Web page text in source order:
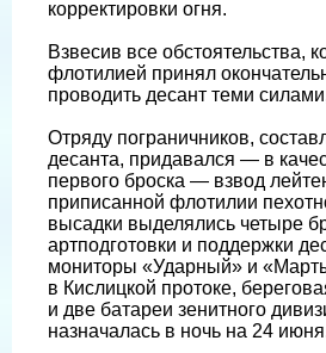
корректировки огня.
Взвесив все обстоятельства,
флотилией принял
проводить десант теми
Отряду пограничников,
десанта, придавался — в
первого броска — взвод
приписанной флотилии
высадки выделялись четыре
артподготовки и поддержки
мониторы «Ударный» и
в Кислицкой протоке,
и две батареи зенитного
назначалась в ночь на 24